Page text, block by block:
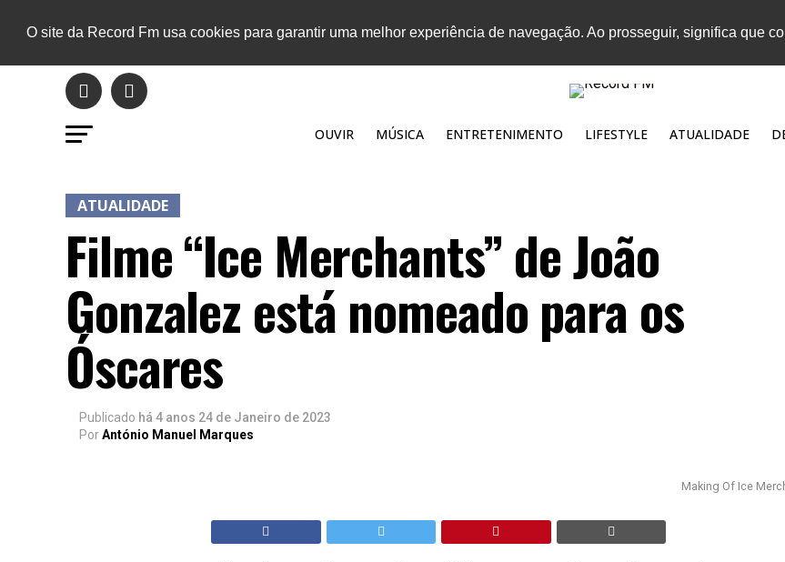
O site da Record Fm usa cookies para garantir uma melhor experiência de navegação. Ao prosseguir, significa que
OUVIR MÚSICA ENTRETENIMENTO LIFESTYLE ATUALIDADE
ATUALIDADE
Filme “Ice Merchants” de João
Gonzalez está nomeado para os
Óscares
Publicado há 4 anos 24 de Janeiro de 2023
PorAntónio Manuel Marques
Making Of Ice